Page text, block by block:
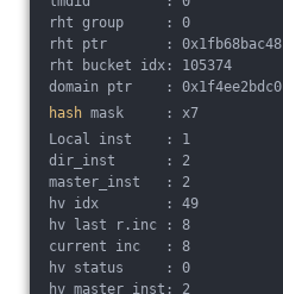
rht group     : 0
rht ptr       : 0x1fb68bac48
rht bucket idx: 105374
domain ptr    : 0x1f4ee2bdc0
hash mask     : x7
Local inst    : 1
dir_inst      : 2
master_inst   : 2
hv idx        : 49
hv last r.inc : 8
current inc   : 8
hv status     : 0
hv master inst: 2